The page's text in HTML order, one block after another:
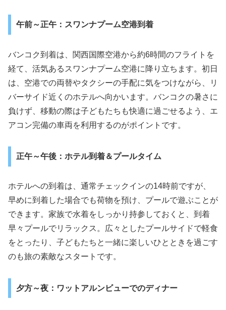
午前～正午：スワンナプーム空港到着
バンコク到着は、関西国際空港から約6時間のフライトを
経て、活気あるスワンナプーム空港に降り立ちます。初日
は、空港での両替やタクシーの手配に気をつけながら、リ
バーサイド近くのホテルへ向かいます。バンコクの暑さに
負けず、移動の際は子どもたちも快適に過ごせるよう、エ
アコン完備の車両を利用するのがポイントです。
正午～午後：ホテル到着＆プールタイム
ホテルへの到着は、通常チェックインの14時前ですが、
早めに到着した場合でも荷物を預け、プールで遊ぶことが
できます。家族で水着をしっかり持参しておくと、到着
早々プールでリラックス。広々としたプールサイドで軽食
をとったり、子どもたちと一緒に楽しいひとときを過ごす
のも旅の素敵なスタートです。
夕方～夜：ワットアルンビューでのディナー